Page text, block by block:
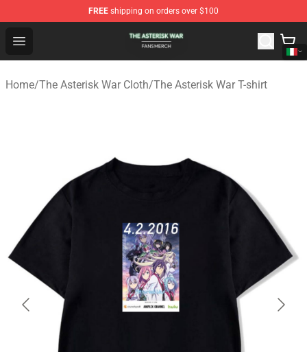
FREE shipping on orders over $100
Open menu
The Asterisk War Shop - Official The Asterisk War
Home/The Asterisk War Cloth/The Asterisk War T-shirt